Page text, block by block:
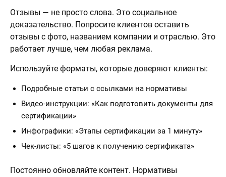
Отзывы — не просто слова. Это социальное
доказательство. Попросите клиентов оставить
отзывы с фото, названием компании и отраслью. Это
работает лучше, чем любая реклама.
Используйте форматы, которые доверяют клиенты:
Подробные статьи с ссылками на нормативы
Видео-инструкции: «Как подготовить документы для
сертификации»
Инфографики: «Этапы сертификации за 1 минуту»
Чек-листы: «5 шагов к получению сертификата»
Постоянно обновляйте контент. Нормативы